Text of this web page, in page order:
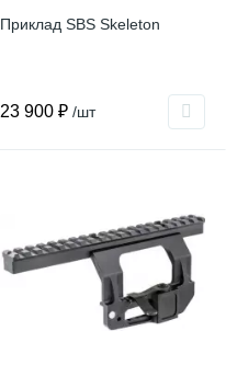
Приклад SBS Skeleton
23 900 ₽ /шт